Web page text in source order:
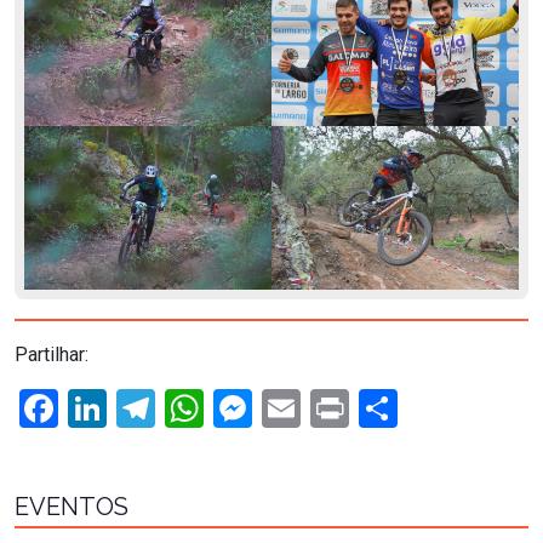
Partilhar:
Facebook
LinkedIn
Telegram
WhatsApp
Messenger
EmailPrint
EVENTOS